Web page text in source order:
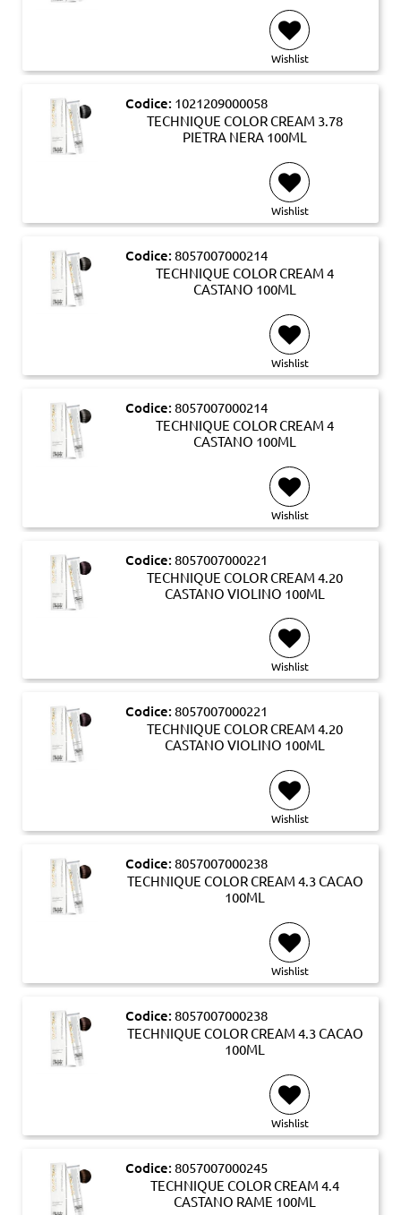
Wishlist
Codice: 1021209000058
TECHNIQUE COLOR CREAM 3.78
PIETRA NERA 100ML
Wishlist
Codice: 8057007000214
TECHNIQUE COLOR CREAM 4
CASTANO 100ML
Wishlist
Codice: 8057007000214
TECHNIQUE COLOR CREAM 4
CASTANO 100ML
Wishlist
Codice: 8057007000221
TECHNIQUE COLOR CREAM 4.20
CASTANO VIOLINO 100ML
Wishlist
Codice: 8057007000221
TECHNIQUE COLOR CREAM 4.20
CASTANO VIOLINO 100ML
Wishlist
Codice: 8057007000238
TECHNIQUE COLOR CREAM 4.3 CACAO
100ML
Wishlist
Codice: 8057007000238
TECHNIQUE COLOR CREAM 4.3 CACAO
100ML
Wishlist
Codice: 8057007000245
TECHNIQUE COLOR CREAM 4.4
CASTANO RAME 100ML